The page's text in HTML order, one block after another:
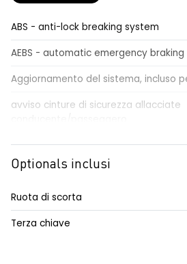
ABS - anti-lock breaking system
AEBS - automatic emergency
Aggiornamento del sistema, incluso
avviso cinture di sicurezza allacciate
cerchi in acciaio da 16''
chiamata di emergenza
Chiamata di emergenza E-CALL
cinture di sicurezza con
Optionals inclusi
Ruota di scorta
Terza chiave